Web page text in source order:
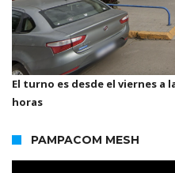
El turno es desde el viernes a
horas
PAMPACOM MESH